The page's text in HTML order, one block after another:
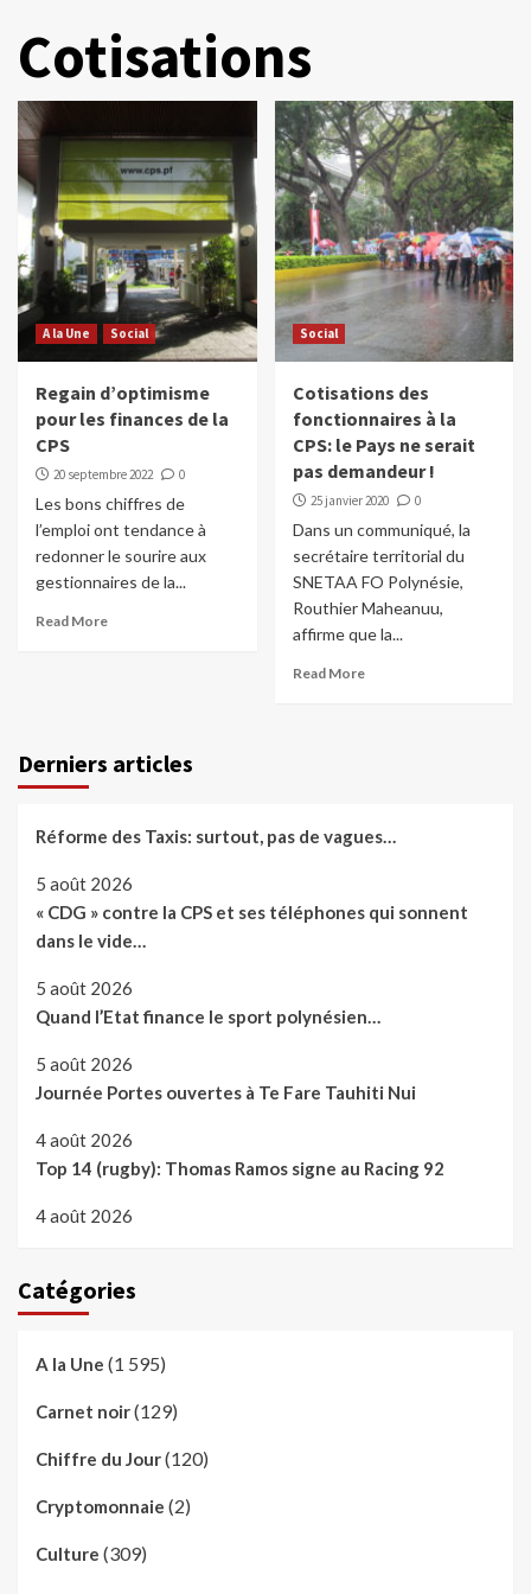
Cotisations
A la Une Social
Regain d’optimisme
pour les finances de la
CPS
20 septembre 2022 0
Les bons chiffres de
l’emploi ont tendance à
redonner le sourire aux
gestionnaires de la...
Read More
Social
Cotisations des
fonctionnaires à la
CPS: le Pays ne serait
pas demandeur !
25 janvier 2020 0
Dans un communiqué, la
secrétaire territorial du
SNETAA FO Polynésie,
Routhier Maheanuu,
affirme que la...
Read More
Derniers articles
Réforme des Taxis: surtout, pas de vagues…
5 août 2026
« CDG » contre la CPS et ses téléphones qui sonnent
dans le vide…
5 août 2026
Quand l’Etat finance le sport polynésien…
5 août 2026
Journée Portes ouvertes à Te Fare Tauhiti Nui
4 août 2026
Top 14 (rugby): Thomas Ramos signe au Racing 92
4 août 2026
Catégories
A la Une (1 595)
Carnet noir(129)
Chiffre du Jour(120)
Cryptomonnaie (2)
Culture (309)